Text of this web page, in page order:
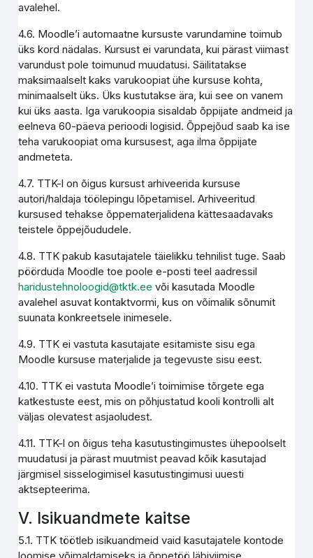
avalehel.
4.6. Moodle’i automaatne kursuste varundamine toimub
üks kord nädalas. Kursust ei varundata, kui pärast viimast
varundust pole toimunud muudatusi. Säilitatakse
maksimaalselt kaks varukoopiat ühe kursuse kohta,
minimaalselt üks. Üks kustutakse ära, kui see on vanem
kui üks aasta. Iga varukoopia sisaldab õppijate andmeid ja
eelneva 60-päeva perioodi logisid. Õppejõud saab ka ise
teha varukoopiat oma kursusest, aga ilma õppijate
andmeteta.
4.7. TTK-l on õigus kursust arhiveerida kursuse
autori/haldaja töölepingu lõpetamisel. Arhiveeritud
kursused tehakse õppematerjalidena kättesaadavaks
teistele õppejõududele.
4.8. TTK pakub kasutajatele täielikku tehnilist tuge. Saab
pöörduda Moodle toe poole e-posti teel aadressil
haridustehnoloogid@tktk.ee või kasutada Moodle
avalehel asuvat kontaktvormi, kus on võimalik sõnumit
suunata konkreetsele inimesele.
4.9. TTK ei vastuta kasutajate esitamiste sisu ega
Moodle kursuse materjalide ja tegevuste sisu eest.
4.10. TTK ei vastuta Moodle’i toimimise tõrgete ega
katkestuste eest, mis on põhjustatud kooli kontrolli alt
väljas olevatest asjaoludest.
4.11. TTK-l on õigus teha kasutustingimustes ühepoolselt
muudatusi ja pärast muutmist peavad kõik kasutajad
järgmisel sisselogimisel kasutustingimusi uuesti
aktsepteerima.
V. Isikuandmete kaitse
5.1. TTK töötleb isikuandmeid vaid kasutajatele kontode